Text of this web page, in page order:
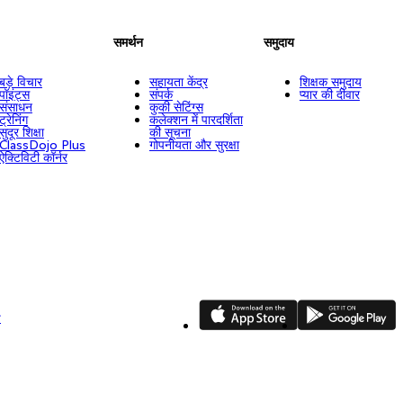
विचार
शिक्षा
Plus
कॉर्नर
समर्थन
सहायता केंद्र
संपर्क
कुकी सेटिंग्स
कलेक्शन में पारदर्शिता
की सूचना
गोपनीयता और सुरक्षा
समुदाय
शिक्षक समुदाय
प्यार की दीवार
App Store Google Play